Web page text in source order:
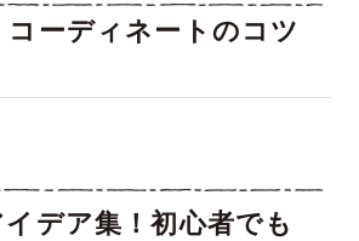
コーディネートのコツ
デア集！初心者でも